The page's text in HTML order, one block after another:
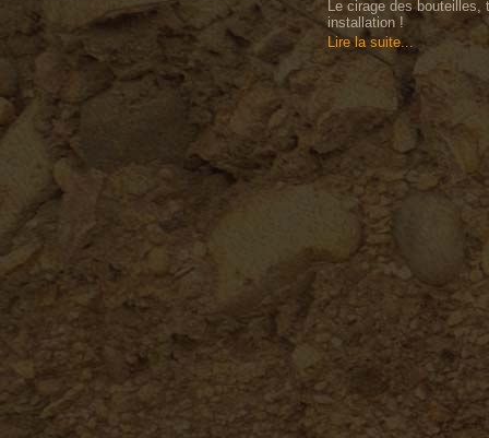
Le cirage des bouteilles,
installation !
Lire la suite...